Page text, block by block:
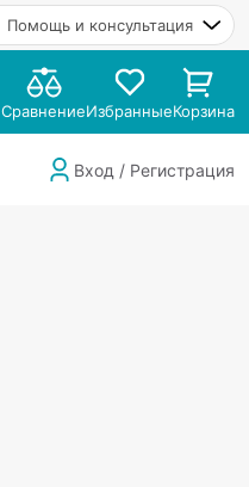
Помощь и консультация
СравнениеИзбранныеКорзина
Вход / Регистрация